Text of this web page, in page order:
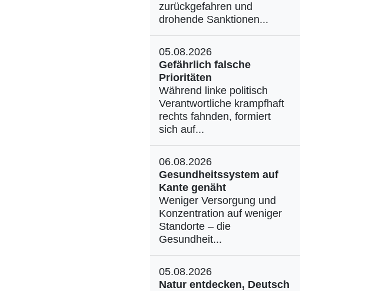
zurückgefahren und
drohende Sanktionen...
05.08.2026
Gefährlich falsche
Prioritäten
Während linke politisch
Verantwortliche krampfhaft
rechts fahnden, formiert
sich auf...
06.08.2026
Gesundheitssystem auf
Kante genäht
Weniger Versorgung und
Konzentration auf weniger
Standorte – die
Gesundheit...
05.08.2026
Natur entdecken, Deutsch